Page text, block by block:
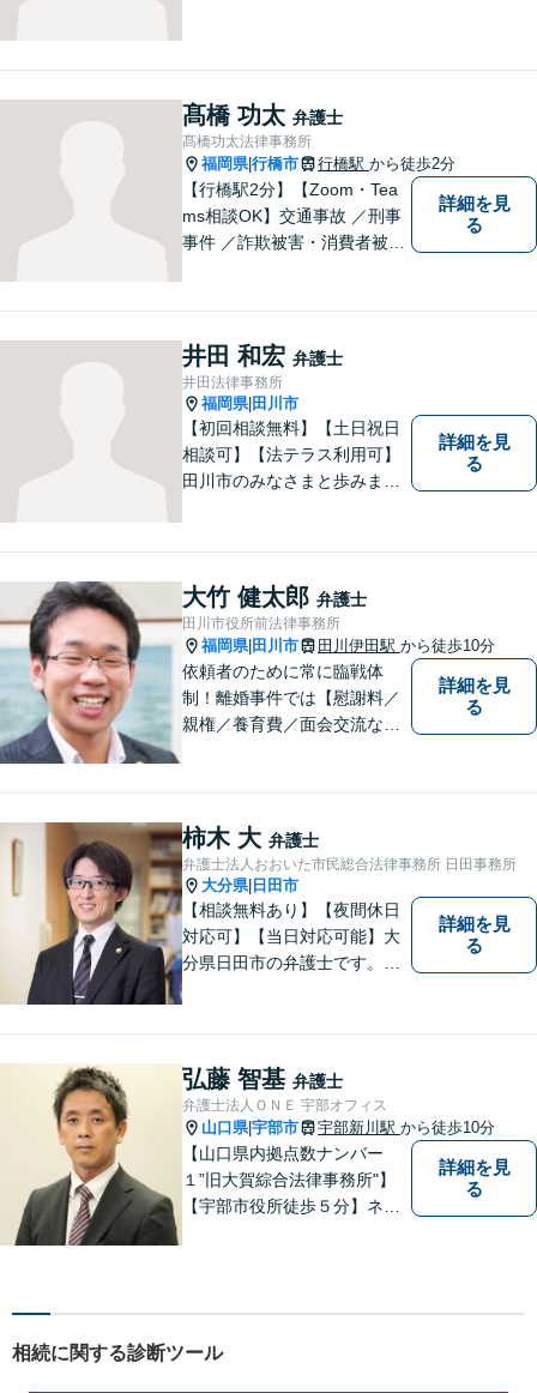
髙橋 功太 弁護士
髙橋功太法律事務所
福岡県|行橋市 行橋駅 から徒歩2分
【行橋駅2分】【Zoom・Tea
ms相談OK】交通事故 ／刑事
事件 ／詐欺被害・消費者被害
す。英語対応OK！【専用駐車
場あり】
詳細を見
る
井田 和宏 弁護士
井田法律事務所
福岡県| 田川市
【初回相談無料】【土日祝日
相談可】【法テラス利用可】
田川市のみなさまと歩みま
な対応、良質な法的サービス
の提供をモットーとする事務
所です。
詳細を見
る
大竹 健太郎 弁護士
田川市役所前法律事務所
福岡県| 田川市 田川伊田駅 から徒歩10分
依頼者のために常に臨戦体
制！離婚事件では【慰謝料／
親権／養育費／面会交流な
活動、示談活動】を基本に迅
速対応。相続事案【遺言、遺
産分割、遺留分】では難事案
の解決実績も。
詳細を見
る
柿木 大 弁護士
弁護士法人おおいた市民総合法律事務所 日田事務所
大分県| 日田市
【相談無料あり】【夜間休日
対応可】【当日対応可能】大
分県日田市の弁護士です。離
ください。
詳細を見
る
弘藤 智基 弁護士
弁護士法人ＯＮＥ 宇部オフィス
山口県|宇部市 宇部新川駅 から徒歩10分
【山口県内拠点数ナンバー
１”旧大賀綜合法律事務所"】
【宇部市役所徒歩５分】ネッ
相談ください。
詳細を見
る
相続に関する診断ツール